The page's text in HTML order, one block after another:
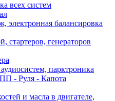
всех систем
электронная балансировка
стартеров, генераторов
парктроника
- Руля - Капота
и масла в двигателе,